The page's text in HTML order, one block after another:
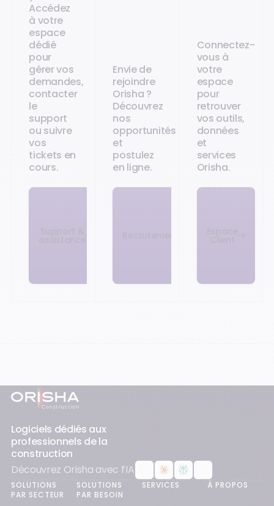
Accédez
à votre
espace
dédié
pour
gérer vos
demandes,
contacter
le
support
ou suivre
vos
tickets en
cours.
Support &
assistance
Envie de
rejoindre
Orisha ?
Découvrez
nos
opportunités
et
postulez
en ligne.
Recrutement
Connectez-
vous à
votre
espace
pour
retrouver
vos outils,
données
et
services
Orisha.
Espace
Client
Pied-de-page
Logiciels dédiés aux
professionnels de la
construction
Découvrez Orisha avec l’IA
SOLUTIONS
PAR SECTEUR
SOLUTIONS
PAR BESOIN
SERVICES À PROPOS